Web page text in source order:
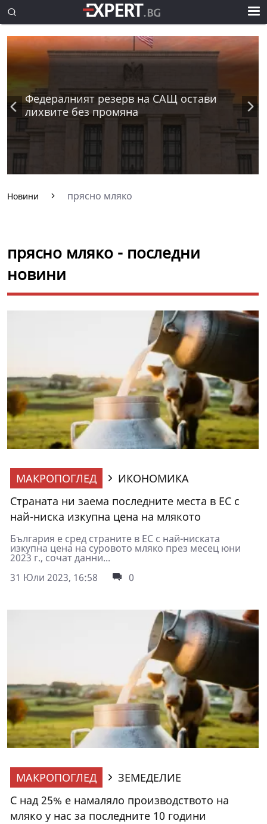
Федералният резерв на САЩ остави
лихвите без промяна
Новини прясно мляко
прясно мляко - последни
новини
МАКРОПОГЛЕД
ИКОНОМИКА
Страната ни заема последните места в ЕС с
най-ниска изкупна цена на млякото
България е сред страните в ЕС с най-ниската
изкупна цена на суровото мляко през месец юни
2023 г., сочат данни...
31 Юли 2023, 16:58
0
МАКРОПОГЛЕД
ЗЕМЕДЕЛИЕ
С над 25% е намаляло производството на
мляко у нас за последните 10 години